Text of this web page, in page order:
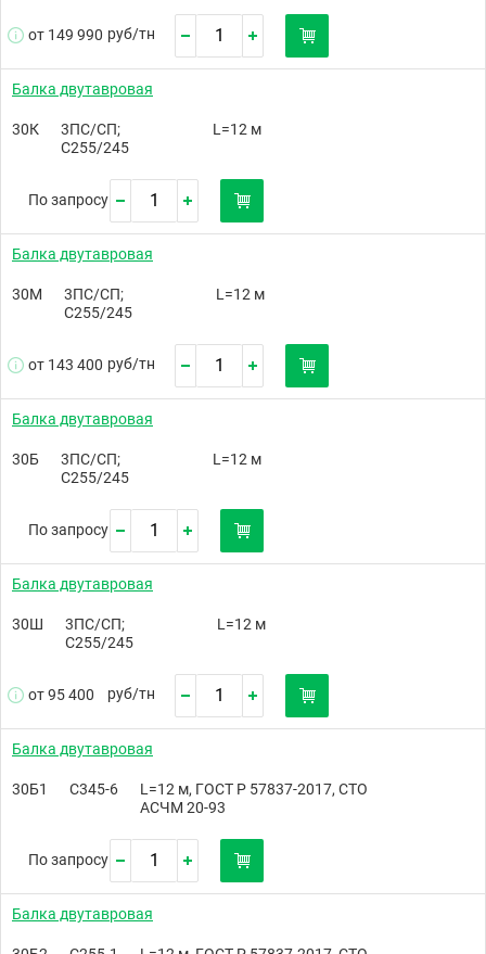
от 149 990 руб/тн
Балка двутавровая
30К
3ПС/СП;
С255/245
L=12 м
По запросу
Балка двутавровая
30М
3ПС/СП;
С255/245
L=12 м
от 143 400 руб/тн
Балка двутавровая
30Б
3ПС/СП;
С255/245
L=12 м
По запросу
Балка двутавровая
30Ш
3ПС/СП;
С255/245
L=12 м
от 95 400 руб/тн
Балка двутавровая
30Б1 С345-6
L=12 м, ГОСТ Р 57837-2017, СТО
АСЧМ 20-93
По запросу
Балка двутавровая